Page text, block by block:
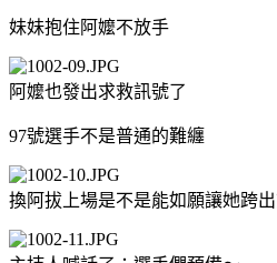
妹妹抱住阿嬤不放手
阿嬤也發出求救訊號了
97號選手不是普通的難纏
換阿拔上場是不是能如願讓她跨